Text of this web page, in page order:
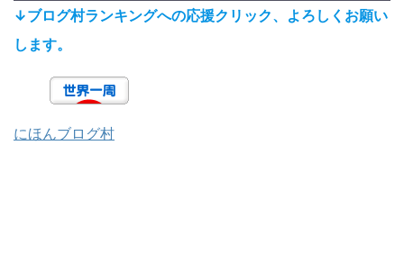
↓ブログ村ランキングへの応援クリック、よろしくお願い
します。
にほんブログ村